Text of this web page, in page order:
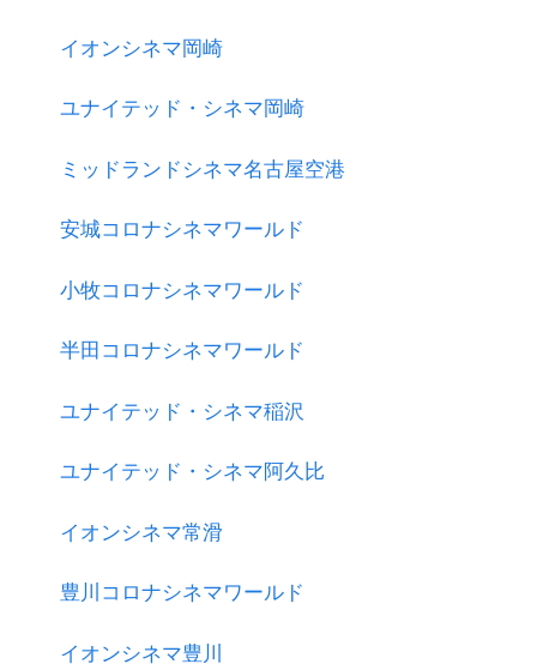
イオンシネマ岡崎
ユナイテッド・シネマ岡崎
ミッドランドシネマ名古屋空港
安城コロナシネマワールド
小牧コロナシネマワールド
半田コロナシネマワールド
ユナイテッド・シネマ稲沢
ユナイテッド・シネマ阿久比
イオンシネマ常滑
豊川コロナシネマワールド
イオンシネマ豊川